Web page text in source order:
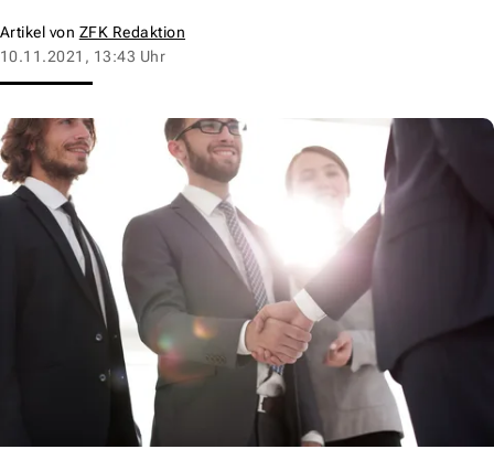
Artikel von ZFK Redaktion
10.11.2021, 13:43 Uhr